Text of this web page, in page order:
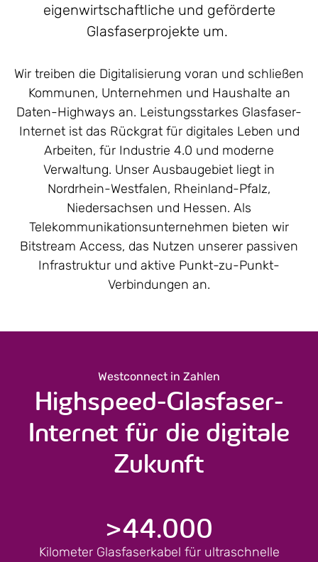
eigenwirtschaftliche und geförderte
Glasfaserprojekte um.
Wir treiben die Digitalisierung voran und schließen
Kommunen, Unternehmen und Haushalte an
Daten-Highways an. Leistungsstarkes Glasfaser-
Internet ist das Rückgrat für digitales Leben und
Arbeiten, für Industrie 4.0 und moderne
Verwaltung. Unser Ausbaugebiet liegt in
Nordrhein-Westfalen, Rheinland-Pfalz,
Niedersachsen und Hessen. Als
Telekommunikations­unternehmen bieten wir
Bitstream Access, das Nutzen unserer passiven
Infrastruktur und aktive Punkt-zu-Punkt-
Verbindungen an.
Westconnect in Zahlen
Highspeed-Glasfaser-
Internet für die digitale
Zukunft
>44.000
Kilometer Glasfaserkabel für ultraschnelle